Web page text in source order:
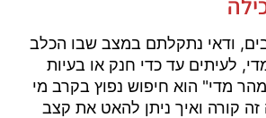
ודאי נתקלתם במצב שבו הכלב
לעיתים עד כדי חנק או בעיות
מדי" הוא חיפוש נפוץ בקרב מי
קורה ואיך ניתן להאט את קצב